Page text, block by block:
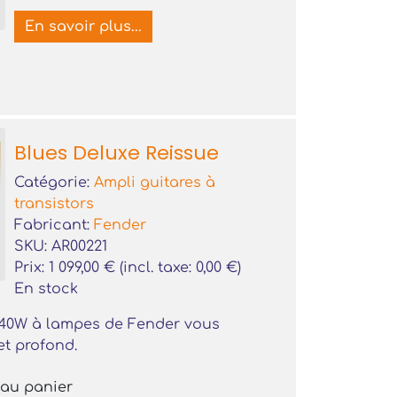
En savoir plus...
Blues Deluxe Reissue
Catégorie: Ampli guitares à
transistors
Fabricant: Fender
SKU: AR00221
Prix: 1 099,00 € (incl. taxe: 0,00 €)
En stock
à lampes de Fender vous
profond.